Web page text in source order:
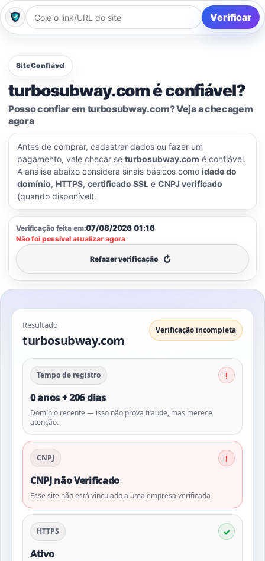
Verificar
Site Confiável
turbosubway.com é confiável?
Posso confiar em turbosubway.com? Veja a checagem
agora
Antes de comprar, cadastrar dados ou fazer um
pagamento, vale checar se turbosubway.com é confiável.
A análise abaixo considera sinais básicos como idade do
domínio, HTTPS, certificado SSL e CNPJ verificado
(quando disponível).
Verificação feita em:07/08/2026 01:16
Não foi possível atualizar agora
Refazer verificação ↻
Resultado
turbosubway.com
Verificação incompleta
Tempo de registro
0 anos + 206 dias
Domínio recente — isso não prova fraude, mas merece
atenção.
CNPJ
CNPJ não Verificado
Esse site não está vinculado a uma empresa verificada
HTTPS
Ativo